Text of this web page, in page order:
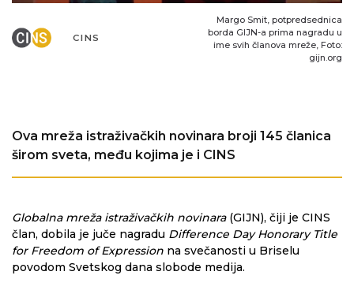
CINS
Margo Smit, potpredsednica
borda GIJN-a prima nagradu u
ime svih članova mreže, Foto:
gijn.org
Ova mreža istraživačkih novinara broji 145 članica
širom sveta, među kojima je i CINS
Globalna mreža istraživačkih novinara(GIJN), čiji je CINS
član, dobila je juče nagradu Difference Day Honorary Title
for Freedom of Expression na svečanosti u Briselu
povodom Svetskog dana slobode medija.